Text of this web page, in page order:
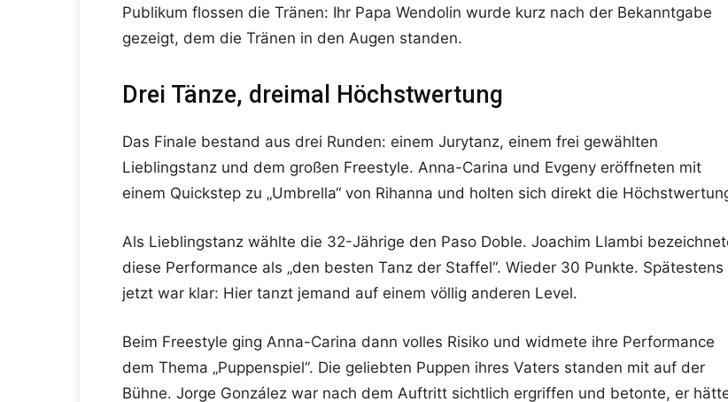
Publikum flossen die Tränen: Ihr Papa Wendolin wurde kurz nach der Bekanntgabe
gezeigt, dem die Tränen in den Augen standen.
Drei Tänze, dreimal Höchstwertung
Das Finale bestand aus drei Runden: einem Jurytanz, einem frei gewählten
Lieblingstanz und dem großen Freestyle. Anna-Carina und Evgeny eröffneten mit
einem Quickstep zu „Umbrella“ von Rihanna und holten sich direkt die
Als Lieblingstanz wählte die 32-Jährige den Paso Doble. Joachim Llambi
diese Performance als „den besten Tanz der Staffel“. Wieder 30 Punkte. Spätestens
jetzt war klar: Hier tanzt jemand auf einem völlig anderen Level.
Beim Freestyle ging Anna-Carina dann volles Risiko und widmete ihre Performance
dem Thema „Puppenspiel“. Die geliebten Puppen ihres Vaters standen mit auf der
Bühne. Jorge González war nach dem Auftritt sichtlich ergriffen und betonte, er